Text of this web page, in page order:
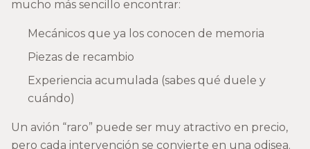
mucho más sencillo encontrar:
Mecánicos que ya los conocen de memoria
Piezas de recambio
Experiencia acumulada (sabes qué duele y
cuándo)
Un avión “raro” puede ser muy atractivo en precio,
pero cada intervención se convierte en una odisea.